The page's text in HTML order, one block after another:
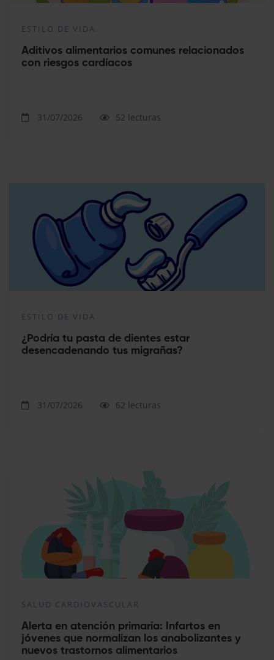
ESTILO DE VIDA
Aditivos alimentarios comunes relacionados
con riesgos cardíacos
31/07/2026 52 lecturas
ESTILO DE VIDA
¿Podría tu pasta de dientes estar
desencadenando tus migrañas?
31/07/2026 62 lecturas
SALUD CARDIOVASCULAR
Alerta en atención primaria: Infartos en
jóvenes que normalizan los anabolizantes y
nuevos trastornos alimentarios